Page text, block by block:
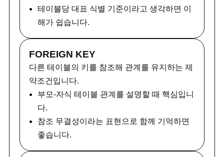
테이블당 대표 식별 기준이라고 생각하면 이
해가 쉽습니다.
FOREIGN KEY
다른 테이블의 키를 참조해 관계를 유지하는 제
약조건입니다.
부모-자식 테이블 관계를 설명할 때 핵심입니
다.
참조 무결성이라는 표현으로 함께 기억하면
좋습니다.